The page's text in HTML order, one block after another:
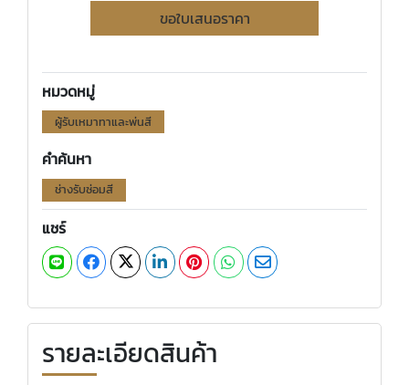
ขอใบเสนอราคา
หมวดหมู่
ผู้รับเหมาทาและพ่นสี
คำค้นหา
ช่างรับซ่อมสี
แชร์
รายละเอียดสินค้า